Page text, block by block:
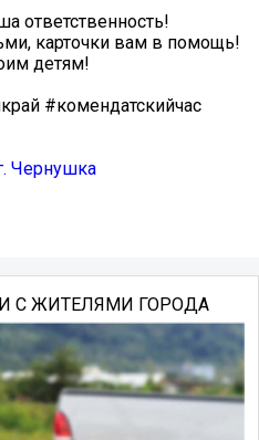
ответственность!
карточки вам в помощь!
детям!
#комендатскийчас
Чернушка
С ЖИТЕЛЯМИ ГОРОДА